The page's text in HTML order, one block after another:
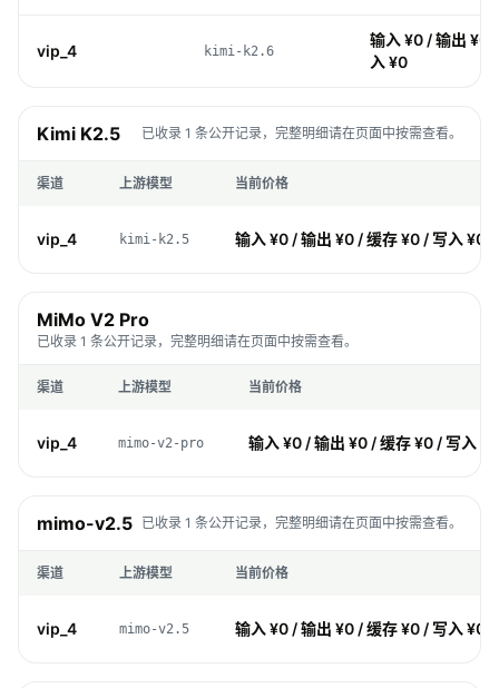
vip_4 kimi-k2.6
输入 ¥0 / 输出 ¥0
入 ¥0
Kimi K2.5 已收录 1 条公开记录，完整明细请在页面中按需查看。
渠道 上游模型 当前价格
vip_4 kimi-k2.5 输入 ¥0 / 输出 ¥0 / 缓存 ¥0 / 写入 ¥0
MiMo V2 Pro
已收录 1 条公开记录，完整明细请在页面中按需查看。
渠道 上游模型 当前价格
vip_4 mimo-v2-pro 输入 ¥0 / 输出 ¥0 / 缓存 ¥0 / 写入 ¥0
mimo-v2.5 已收录 1 条公开记录，完整明细请在页面中按需查看。
渠道 上游模型 当前价格
vip_4 mimo-v2.5 输入 ¥0 / 输出 ¥0 / 缓存 ¥0 / 写入 ¥0